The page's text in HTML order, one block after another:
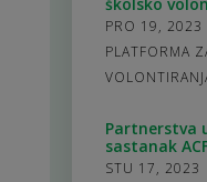
PRO 19, 2023
PLATFORMA
Partnerstva
sastanak
STU 17, 2023